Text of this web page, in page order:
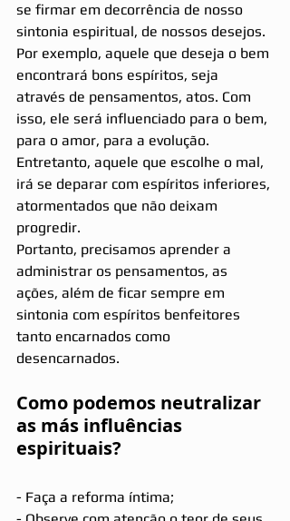
se firmar em decorrência de nosso
sintonia espiritual, de nossos desejos.
Por exemplo, aquele que deseja o bem
encontrará bons espíritos, seja
através de pensamentos, atos. Com
isso, ele será influenciado para o bem,
para o amor, para a evolução.
Entretanto, aquele que escolhe o mal,
irá se deparar com espíritos inferiores,
atormentados que não deixam
progredir.
Portanto, precisamos aprender a
administrar os pensamentos, as
ações, além de ficar sempre em
sintonia com espíritos benfeitores
tanto encarnados como
desencarnados.
Como podemos neutralizar
as más influências
espirituais?
- Faça a reforma íntima;